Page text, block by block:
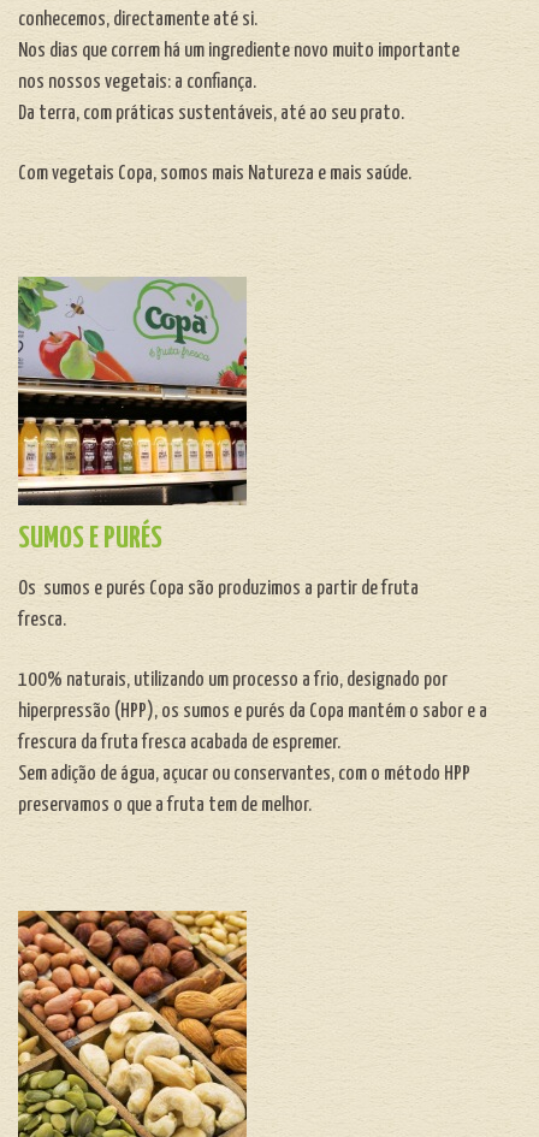
conhecemos, directamente até si.
Nos dias que correm há um ingrediente novo muito importante
nos nossos vegetais: a confiança.
Da terra, com práticas sustentáveis, até ao seu prato.
Com vegetais Copa, somos mais Natureza e mais saúde.
SUMOS E PURÉS
Os sumos e purés Copa são produzimos a partir de fruta
fresca.
100% naturais, utilizando um processo a frio, designado por
hiperpressão (HPP), os sumos e purés da Copa mantém o sabor e a
frescura da fruta fresca acabada de espremer.
Sem adição de água, açucar ou conservantes, com o método HPP
preservamos o que a fruta tem de melhor.